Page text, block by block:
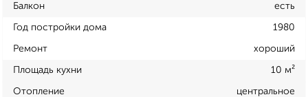
Балкон есть
Год постройки дома 1980
Ремонт хороший
Площадь кухни 10 м²
Отопление центральное